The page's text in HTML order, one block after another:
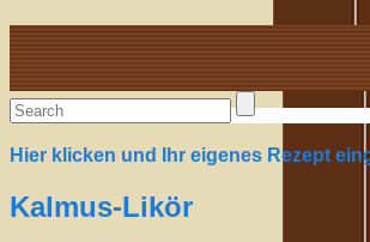
Alte Rezepte online
Hier klicken und Ihr eigenes Rezept
Kalmus-Likör